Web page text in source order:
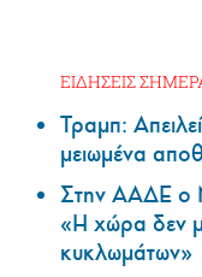
ΕΙΔΗΣΕΙΣ
Τραμπ:
μειωμένα
Στην ΑΑΔΕ ο
«Η χώρα δεν
κυκλωμάτων»